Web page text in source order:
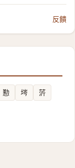
反饋
懃 埁
䓅